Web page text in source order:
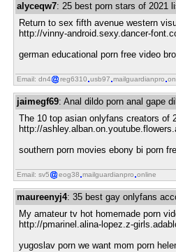
alyceqw7: 25 best porn stars of 2021
Return to sex fifth avenue western
http://vinny-android.sexy.dancer-
german educational porn free video
Email: dn4 reg6310 usb97 mailguardianpro
jaimegf69: Anal dildo porn anal gape
The 10 top asian onlyfans creators of
http://
southern porn movies ebony bi porn
Email: sv5 eog38 mailguardianpro online
maureenyj4: 35 best gay onlyfans
My amateur tv hot homemade porn
http://pmarinel.alina-lopez.z-
yugoslav porn we want mom porn